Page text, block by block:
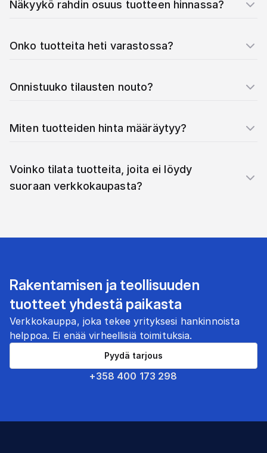
Näkyykö rahdin osuus tuotteen hinnassa?
Onko tuotteita heti varastossa?
Onnistuuko tilausten nouto?
Miten tuotteiden hinta määräytyy?
Voinko tilata tuotteita, joita ei löydy
suoraan verkkokaupasta?
Rakentamisen ja teollisuuden
tuotteet yhdestä paikasta
Verkkokauppa, joka tekee yrityksesi hankinnoista
helppoa. Ei enää virheellisiä toimituksia.
+358 400 173 298
Pyydä tarjous